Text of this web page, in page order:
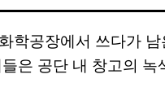
학공장에서 쓰다가
은 공단 내 창고의